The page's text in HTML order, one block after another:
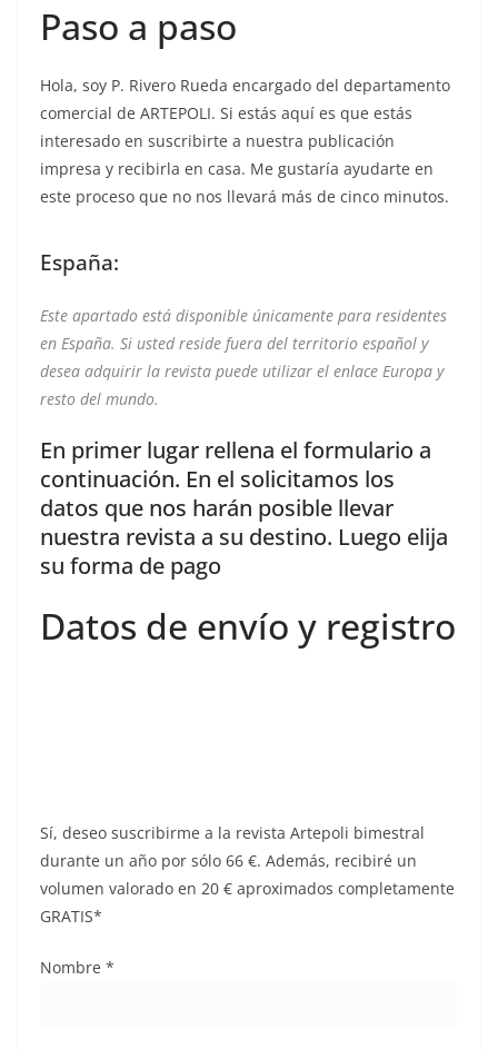
Paso a paso
Hola, soy P. Rivero Rueda encargado del departamento
comercial de ARTEPOLI. Si estás aquí es que estás
interesado en suscribirte a nuestra publicación
impresa y recibirla en casa. Me gustaría ayudarte en
este proceso que no nos llevará más de cinco minutos.
España:
Este apartado está disponible únicamente para residentes
en España. Si usted reside fuera del territorio español y
desea adquirir la revista puede utilizar el enlace Europa y
resto del mundo.
En primer lugar rellena el formulario a
continuación. En el solicitamos los
datos que nos harán posible llevar
nuestra revista a su destino. Luego elija
su forma de pago
Datos de envío y registro
Sí, deseo suscribirme a la revista Artepoli bimestral
durante un año por sólo 66 €. Además, recibiré un
volumen valorado en 20 € aproximados completamente
GRATIS*
Nombre *